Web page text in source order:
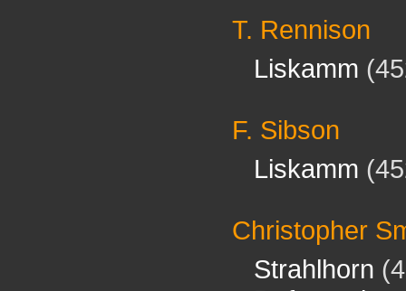
T. Rennison
Liskamm
F. Sibson
Liskamm
Christopher
Strahlhorn